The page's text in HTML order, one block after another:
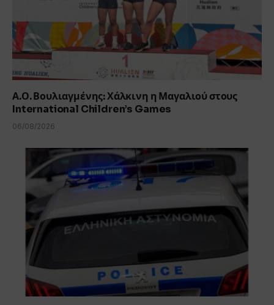
Α.Ο. Βουλιαγμένης: Χάλκινη η Μαγαλιού στους
International Children’s Games
06/08/2026